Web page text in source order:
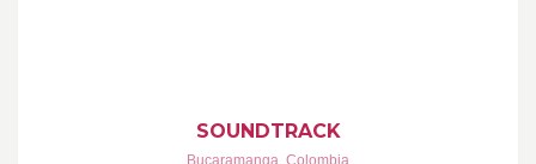
SOUNDTRACK
Bucaramanga, Colombia